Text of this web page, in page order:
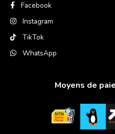
Facebook
Instagram
TikTok
WhatsApp
Moyens de